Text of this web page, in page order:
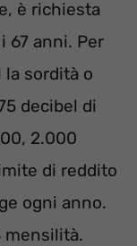
è richiesta
67 anni. Per
sordità o
decibel di
2.000
di reddito
ogni anno.
mensilità.